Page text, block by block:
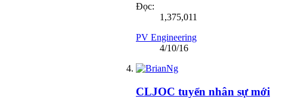
Đọc:
1,375,011
PV Engineering
4/10/16
CLJOC tuyển nhân sự mới